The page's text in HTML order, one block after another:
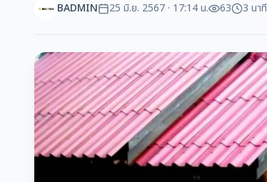
BADMIN 25 มิ.ย. 2567 · 17:14 น. 63 3 นาที